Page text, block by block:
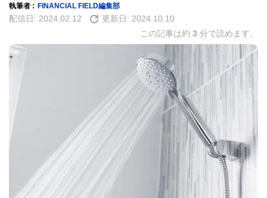
執筆者 : FINANCIAL FIELD編集部
配信日: 2024.02.12 更新日: 2024.10.10
この記事は約 3 分で読めます。